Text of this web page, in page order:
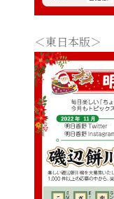
＜東日本版＞